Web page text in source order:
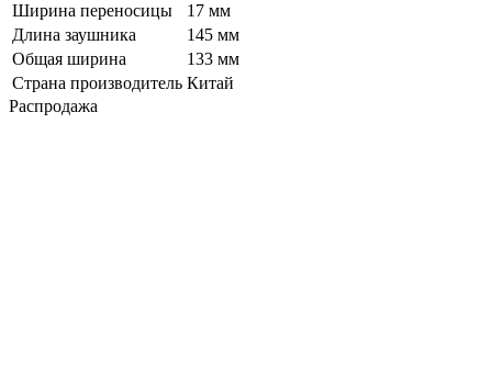
Ширина переносицы
17 мм
Длина заушника
145 мм
Общая ширина
133 мм
Страна производитель Китай
Распродажа